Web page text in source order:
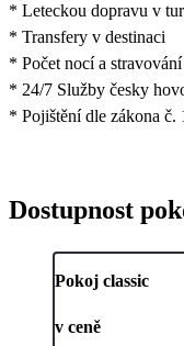
* Leteckou dopravu v
* Transfery v destinaci
* Počet nocí a
* 24/7 Služby česky
* Pojištění dle zákona č.
Dostupnost
Pokoj classic
v ceně